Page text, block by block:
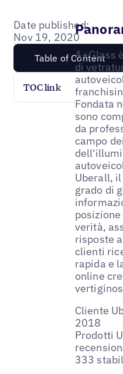
Date published:
Nov 19, 2020
Table of Content
TOC link
A+Glass
di
Fondata
sono
da
campo
Uberall,
grado di
verità,
risposte
clienti
rapida e
online
Cliente
2018
Prodotti
333